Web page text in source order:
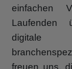
einfachen
Laufenden
digitale
freuen uns,